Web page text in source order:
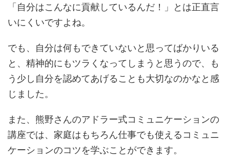
「自分はこんなに貢献しているんだ！」とは正直言
いにくいですよね。
でも、自分は何もできていないと思ってばかりいる
と、精神的にもツラくなってしまうと思うので、も
う少し自分を認めてあげることも大切なのかなと感
じました。
また、熊野さんのアドラー式コミュニケーションの
講座では、家庭はもちろん仕事でも使えるコミュニ
ケーションのコツを学ぶことができます。